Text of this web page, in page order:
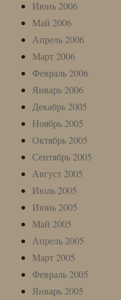
Июнь 2006
Май 2006
Апрель 2006
Март 2006
Февраль 2006
Январь 2006
Декабрь 2005
Ноябрь 2005
Октябрь 2005
Сентябрь 2005
Август 2005
Июль 2005
Июнь 2005
Май 2005
Апрель 2005
Март 2005
Февраль 2005
Январь 2005